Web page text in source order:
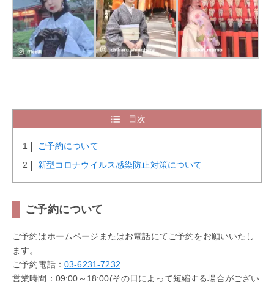
目次
ご予約について
新型コロナウイルス感染防止対策について
ご予約について
ご予約はホームページまたはお電話にてご予約をお願いいたし
ます。
ご予約電話： 03-6231-7232
営業時間：09:00～18:00(その日によって短縮する場合がござい